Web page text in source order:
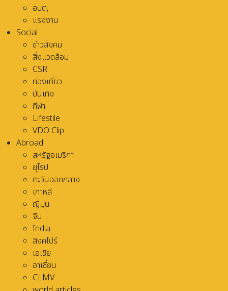
อบต,
แรงงาน
Social
ข่าวสังคม
สิ่งแวดล้อม
CSR
ท่องเที่ยว
บันเทิง
กีฬา
Lifestile
VDO Clip
Abroad
สหรัฐอเมริกา
ยุโรป
ตะวันออกกลาง
เกาหลี
ญี่ปุ่น
จีน
India
สิงคโปร์
เอเชีย
อาเชี่ยน
CLMV